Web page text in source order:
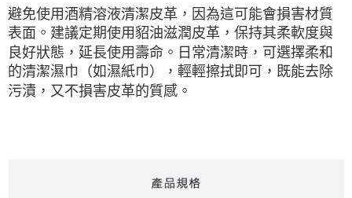
避免使用酒精溶液清潔皮革，因為這可能會損害材質
表面。建議定期使用貂油滋潤皮革，保持其柔軟度與
良好狀態，延長使用壽命。日常清潔時，可選擇柔和
的清潔濕巾（如濕紙巾），輕輕擦拭即可，既能去除
污漬，又不損害皮革的質感。